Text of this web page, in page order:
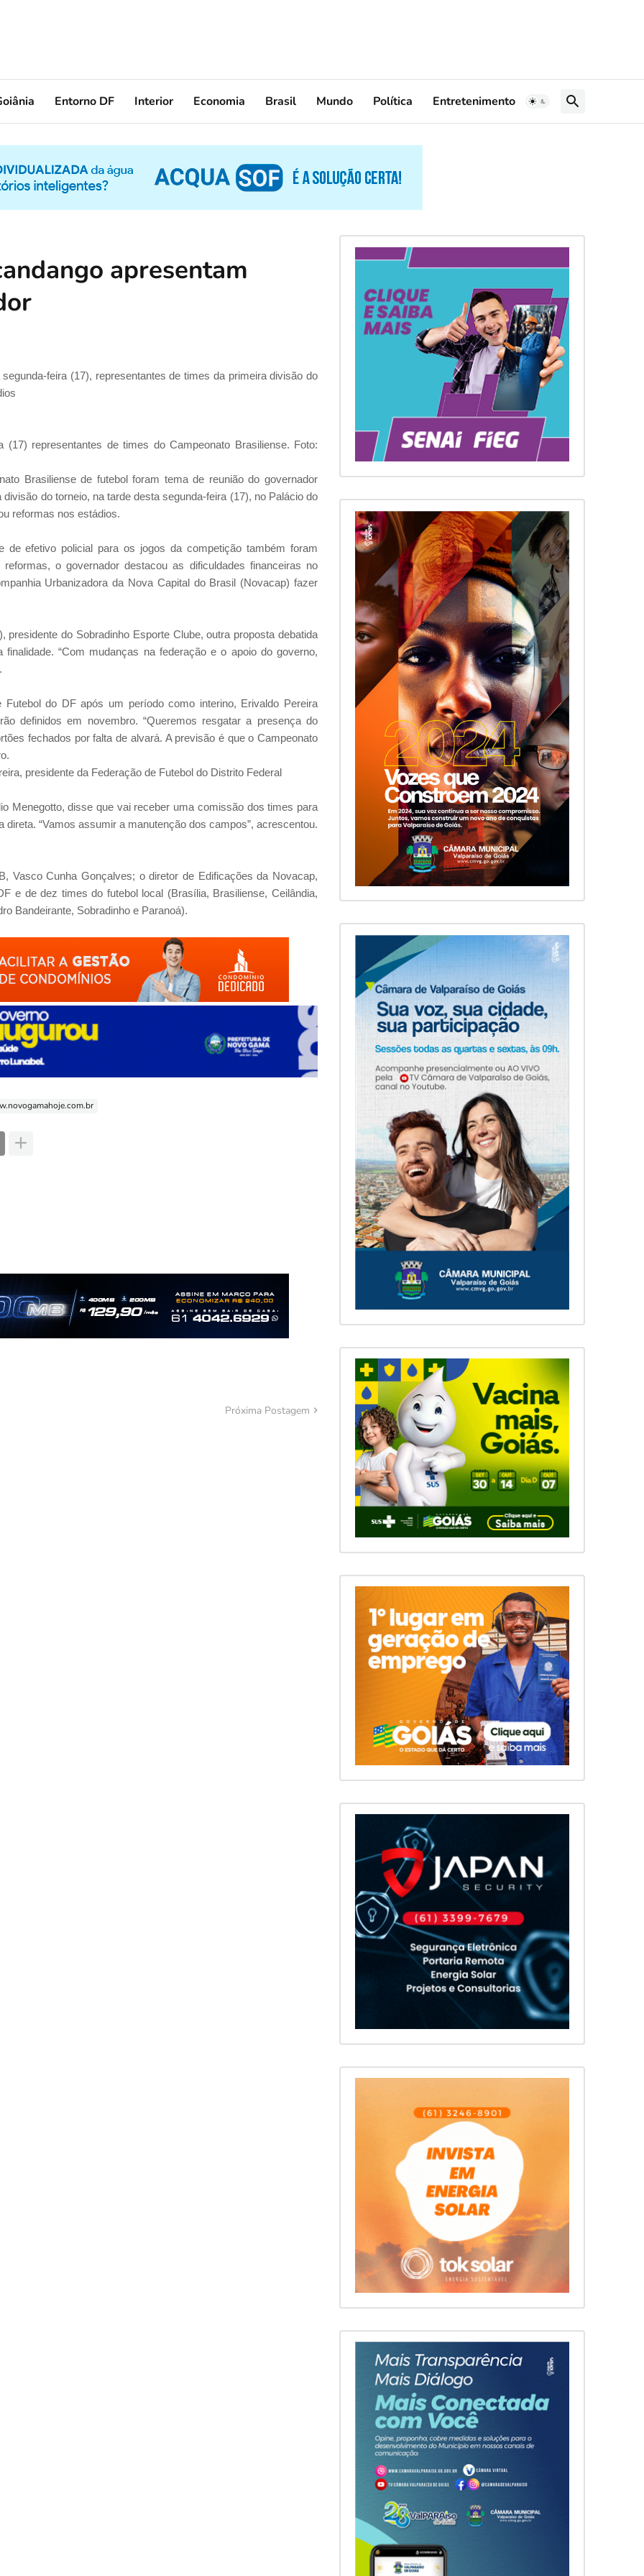
Entorno DF Interior Economia Brasil Mundo Política Entretenimento
apresentam
feira (17), representantes de times da primeira divisão do
representantes de times do Campeonato Brasiliense. Foto:
Brasiliense de futebol foram tema de reunião do governador
do torneio, na tarde desta segunda-feira (17), no Palácio do
reformas nos estádios.
efetivo policial para os jogos da competição também foram
o governador destacou as dificuldades financeiras no
Urbanizadora da Nova Capital do Brasil (Novacap) fazer
do Sobradinho Esporte Clube, outra proposta debatida
“Com mudanças na federação e o apoio do governo,
do DF após um período como interino, Erivaldo Pereira
definidos em novembro. “Queremos resgatar a presença do
fechados por falta de alvará. A previsão é que o Campeonato
presidente da Federação de Futebol do Distrito Federal
Menegotto, disse que vai receber uma comissão dos times para
“Vamos assumir a manutenção dos campos”, acrescentou.
Vasco Cunha Gonçalves; o diretor de Edificações da Novacap,
e de dez times do futebol local (Brasília, Brasiliense, Ceilândia,
Bandeirante, Sobradinho e Paranoá).
Próxima Postagem